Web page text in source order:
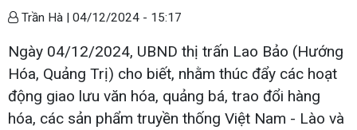
Trần Hà | 04/12/2024 - 15:17
Ngày 04/12/2024, UBND thị trấn Lao Bảo (Hướng
Hóa, Quảng Trị) cho biết, nhằm thúc đẩy các hoạt
động giao lưu văn hóa, quảng bá, trao đổi hàng
hóa, các sản phẩm truyền thống Việt Nam - Lào và